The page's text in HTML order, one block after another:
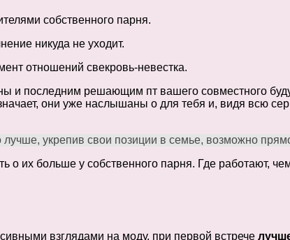
собственного парня.
никуда не уходит.
отношений свекровь-невестка.
и последним решающим пт вашего совместного
они уже наслышаны о для тебя и, видя всю
укрепив свои позиции в семье, возможно
о их больше у собственного парня. Где работают,
взглядами на моду, при первой встрече